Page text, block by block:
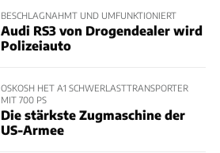
BESCHLAGNAHMT UND UMFUNKTIONIERT
Audi RS3 von Drogendealer wird
Polizeiauto
OSKOSH HET A1 SCHWERLASTTRANSPORTER
MIT 700 PS
Die stärkste Zugmaschine der
US-Armee